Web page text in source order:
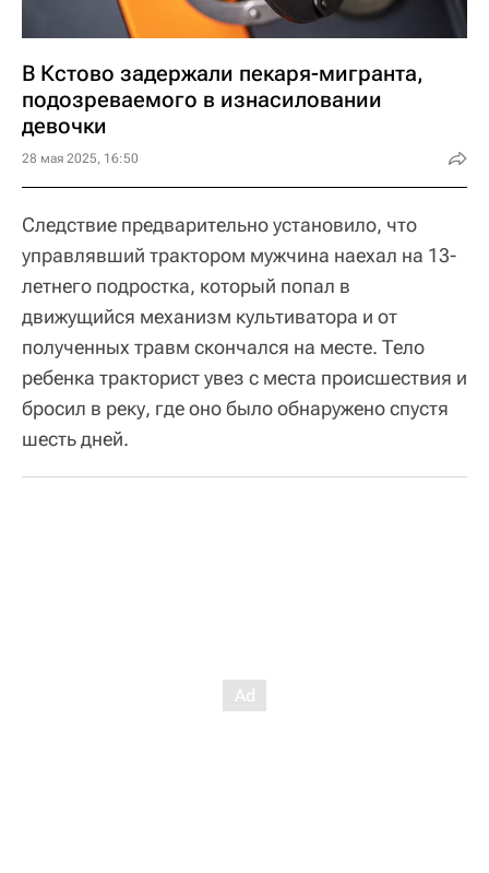
В Кстово задержали пекаря-мигранта,
подозреваемого в изнасиловании
девочки
28 мая 2025, 16:50
Следствие предварительно установило, что
управлявший трактором мужчина наехал на 13-
летнего подростка, который попал в
движущийся механизм культиватора и от
полученных травм скончался на месте. Тело
ребенка тракторист увез с места происшествия и
бросил в реку, где оно было обнаружено спустя
шесть дней.